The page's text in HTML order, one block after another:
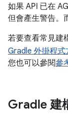
如果 API 已在
但會產生警告。
若要查看常見建
Gradle 外掛程式
您也可以參閱參
Gradle 建